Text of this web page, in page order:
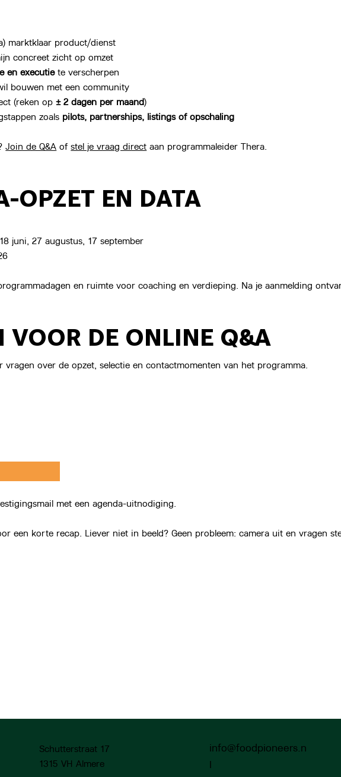
marktklaar product/dienst
concreet zicht op omzet
en executiete verscherpen
bouwen met een community
(reken op± 2 dagen per maand)
zoals pilots, partnerships, listings of opschaling
Join de Q&A ofstel je vraag direct aan programmaleider Thera.
OPZET EN DATA
juni, 27 augustus, 17 september
en ruimte voor coaching en verdieping. Na je aanmelding
VOOR DE ONLINE Q&A
vragen over de opzet, selectie en contactmomenten van het programma.
met een agenda-uitnodiging.
een korte recap. Liever niet in beeld? Geen probleem: camera uit en vragen
info@foodpioneers.n
l
Schutterstraat 17
1315 VH Almere